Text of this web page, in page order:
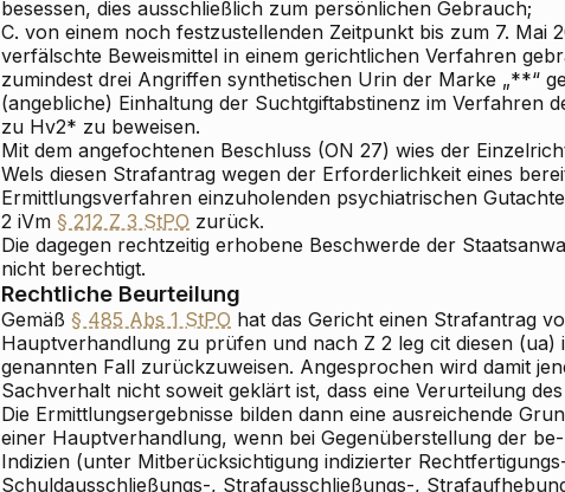
besessen, dies ausschließlich zum persönlichen Gebrauch;
C. von einem noch festzustellenden Zeitpunkt bis zum 7. Mai
verfälschte Beweismittel in einem gerichtlichen Verfahren
zumindest drei Angriffen synthetischen Urin der Marke „**“
(angebliche) Einhaltung der Suchtgiftabstinenz im Verfahren
zu Hv2* zu beweisen.
Mit dem angefochtenen Beschluss (ON 27) wies der
Wels diesen Strafantrag wegen der Erforderlichkeit eines
Ermittlungsverfahren einzuholenden psychiatrischen
2 iVm § 212 Z 3 StPO zurück.
Die dagegen rechtzeitig erhobene Beschwerde der
nicht berechtigt.
Rechtliche Beurteilung
Gemäß § 485 Abs 1 StPO hat das Gericht einen Strafantrag
Hauptverhandlung zu prüfen und nach Z 2 leg cit diesen (ua)
genannten Fall zurückzuweisen. Angesprochen wird damit
Sachverhalt nicht soweit geklärt ist, dass eine Verurteilung
Die Ermittlungsergebnisse bilden dann eine ausreichende
einer Hauptverhandlung, wenn bei Gegenüberstellung der
Indizien (unter Mitberücksichtigung indizierter
Schuldausschließungs-, Strafausschließungs-,